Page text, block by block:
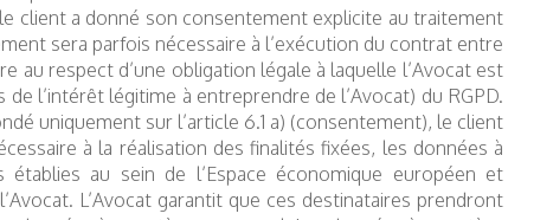
client a donné son consentement explicite au traitement
sera parfois nécessaire à l’exécution du contrat entre
au respect d’une obligation légale à laquelle l’Avocat est
l’intérêt légitime à entreprendre de l’Avocat) du RGPD.
uniquement sur l’article 6.1 a) (consentement), le client
à la réalisation des finalités fixées, les données à
au sein de l’Espace économique européen et
L’Avocat garantit que ces destinataires prendront